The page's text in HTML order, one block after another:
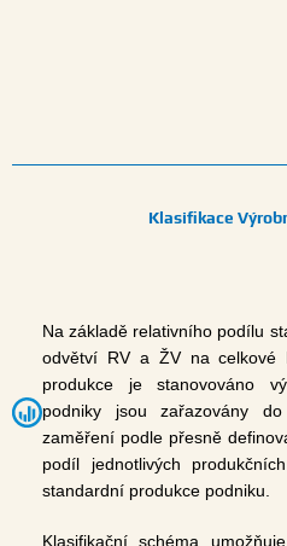
Klasifikace
Na základě relativního podílu
odvětví RV a ŽV na celkové
produkce je stanovováno
podniky jsou zařazovány
zaměření podle přesně
podíl jednotlivých
standardní produkce podniku.
Klasifikační schéma